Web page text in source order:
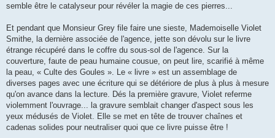
semble être le catalyseur pour révéler la magie de ces pierres...
Et pendant que Monsieur Grey file faire une sieste, Mademoiselle Violet
Smithe, la dernière associée de l'agence, jette son dévolu sur le livre
étrange récupéré dans le coffre du sous-sol de l'agence. Sur la
couverture, faute de peau humaine cousue, on peut lire, scarifié à même
la peau, « Culte des Goules ». Le « livre » est un assemblage de
diverses pages avec une écriture qui se détériore de plus à plus à mesure
qu'on avance dans la lecture. Dés la première gravure, Violet referme
violemment l'ouvrage... la gravure semblait changer d'aspect sous les
yeux médusés de Violet. Elle se met en tête de trouver chaînes et
cadenas solides pour neutraliser quoi que ce livre puisse être !